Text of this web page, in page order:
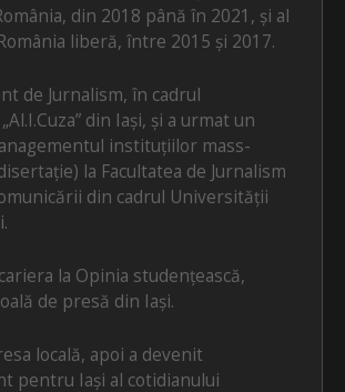
din 2018 până în 2021, și al
liberă, între 2015 și 2017.
de Jurnalism, în cadrul
din Iași, și a urmat un
instituțiilor mass-
la Facultatea de Jurnalism
din cadrul Universității
la Opinia studențească,
de presă din Iași.
locală, apoi a devenit
pentru Iași al cotidianului